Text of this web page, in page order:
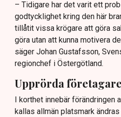
– Tidigare har det varit ett
godtycklighet kring den här
tillåtit vissa krögare att göra
göra utan att kunna motivera
säger Johan Gustafsson,
regionchef i Östergötland.
Upprörda företagare
I korthet innebär förändringen
kallas allmän platsmark